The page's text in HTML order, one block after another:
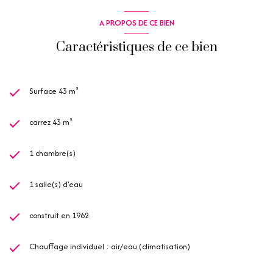
A PROPOS DE CE BIEN
Caractéristiques de ce bien
Surface 43 m²
carrez 43 m²
1 chambre(s)
1 salle(s) d'eau
construit en 1962
Chauffage individuel : air/eau (climatisation)